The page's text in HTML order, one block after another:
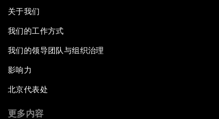
关于我们
我们的工作方式
我们的领导团队与组织治理
影响力
北京代表处
更多内容